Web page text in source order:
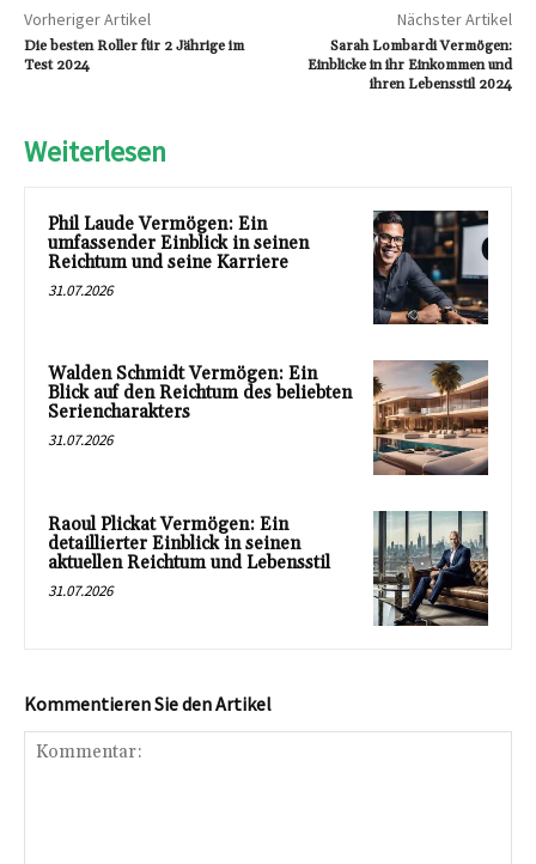
Vorheriger Artikel
Die besten Roller für 2 Jährige im
Test 2024
Nächster Artikel
Sarah Lombardi Vermögen:
Einblicke in ihr Einkommen und
ihren Lebensstil 2024
Weiterlesen
Phil Laude Vermögen: Ein
umfassender Einblick in seinen
Reichtum und seine Karriere
31.07.2026
Walden Schmidt Vermögen: Ein
Blick auf den Reichtum des beliebten
Seriencharakters
31.07.2026
Raoul Plickat Vermögen: Ein
detaillierter Einblick in seinen
aktuellen Reichtum und Lebensstil
31.07.2026
Kommentieren Sie den Artikel